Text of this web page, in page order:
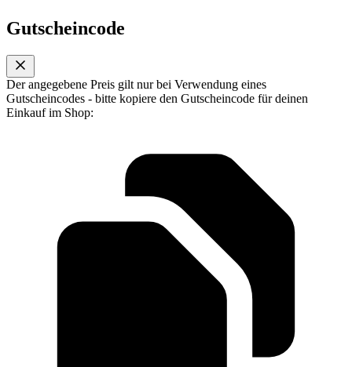
Gutscheincode
Der angegebene Preis gilt nur bei Verwendung eines
Gutscheincodes - bitte kopiere den Gutscheincode für deinen
Einkauf im Shop: